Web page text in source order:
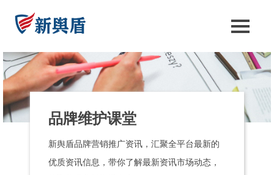
品牌维护课堂
新舆盾品牌营销推广资讯，汇聚全平台最新的
优质资讯信息，带你了解最新资讯市场动态，